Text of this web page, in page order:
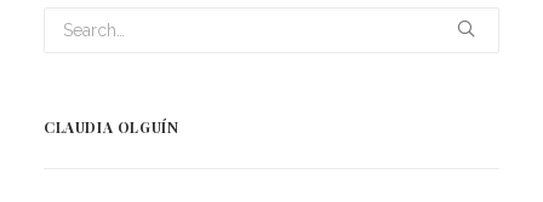
CLAUDIA OLGUÍN